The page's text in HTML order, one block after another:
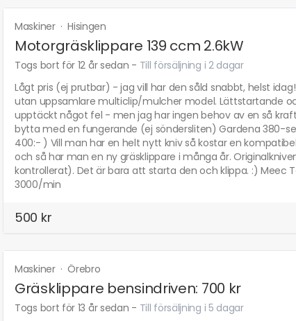
Maskiner ·Hisingen
Motorgräsklippare 139 ccm 2.6kW
Togs bort för 12 år sedan - Till försäljning i 2 dagar
Lågt pris (ej prutbar) - jag vill har den såld snabbt, helst
utan uppsamlare multiclip/mulcher model. Lättstartande
upptäckt något fel - men jag har ingen behov av en så
bytta med en fungerande (ej söndersliten) Gardena 380-
400:- ) Vill man har en helt nytt kniv så kostar en
och så har man en ny gräsklippare i många år.
kontrollerat). Det är bara att starta den och klippa. :) Meec
3000/min
500 kr
Maskiner ·Örebro
Gräsklippare bensindriven: 700 kr
Togs bort för 13 år sedan - Till försäljning i 5 dagar